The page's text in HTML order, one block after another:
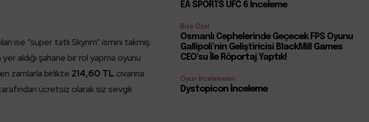
ise “süper tatlı Skyrim” ismini takmış
aldığı şahane bir rol yapma oyunu
zamlarla birlikte 214,60 TL civarına
ücretsiz olarak siz sevgili
EA SPORTS UFC 6 İnceleme
Bize Özel
Osmanlı Cephelerinde Geçecek FPS Oyunu
Gallipoli’nin Geliştiricisi BlackMill Games
CEO’su İle Röportaj Yaptık!
Oyun İncelemeleri
Dystopicon İnceleme